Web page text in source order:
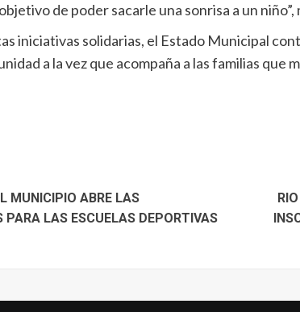
de poder sacarle una sonrisa a un
iniciativas solidarias, el Estado Municipal
a la vez que acompaña a las familias que
MUNICIPIO ABRE LAS
PARA LAS ESCUELAS DEPORTIVAS